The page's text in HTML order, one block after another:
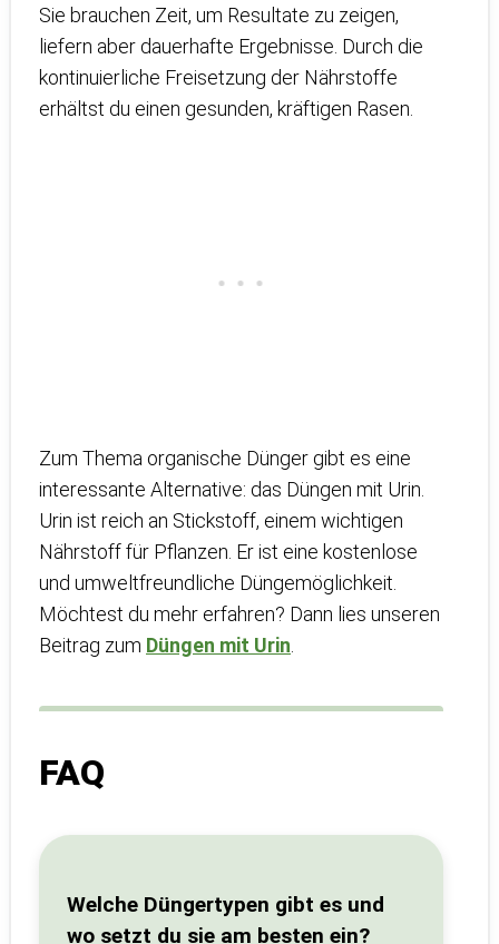
Sie brauchen Zeit, um Resultate zu zeigen,
liefern aber dauerhafte Ergebnisse. Durch die
kontinuierliche Freisetzung der Nährstoffe
erhältst du einen gesunden, kräftigen Rasen.
Zum Thema organische Dünger gibt es eine
interessante Alternative: das Düngen mit Urin.
Urin ist reich an Stickstoff, einem wichtigen
Nährstoff für Pflanzen. Er ist eine kostenlose
und umweltfreundliche Düngemöglichkeit.
Möchtest du mehr erfahren? Dann lies unseren
Beitrag zum Düngen mit Urin
FAQ
Welche Düngertypen gibt es und
wo setzt du sie am besten ein?